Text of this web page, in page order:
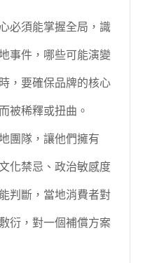
必須能掌握全局，識
事件，哪些可能演變
，要確保品牌的核心
被稀釋或扭曲。
團隊，讓他們擁有
化禁忌、政治敏感度
判斷，當地消費者對
衍，對一個補償方案